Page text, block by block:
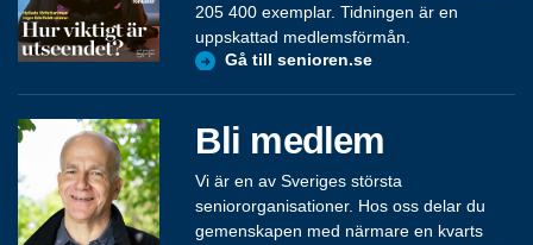
205 400 exemplar. Tidningen är en
uppskattad medlemsförmån.
Gå till senioren.se
Bli medlem
Vi är en av Sveriges största
seniororganisationer. Hos oss delar du
gemenskapen med närmare en kvarts